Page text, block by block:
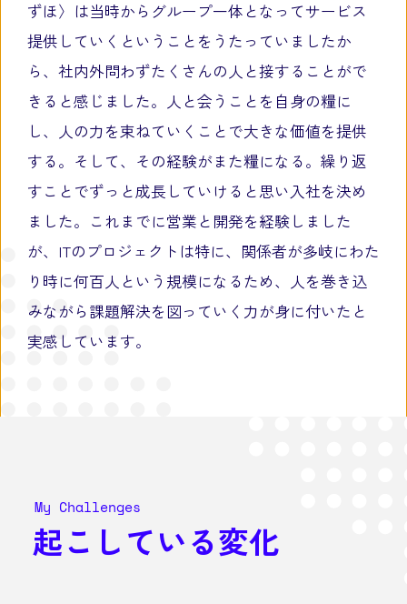
ずほ〉は当時からグループ一体となってサービス
提供していくということをうたっていましたか
ら、社内外問わずたくさんの人と接することがで
きると感じました。人と会うことを自身の糧に
し、人の力を束ねていくことで大きな価値を提供
する。そして、その経験がまた糧になる。繰り返
すことでずっと成長していけると思い入社を決め
ました。これまでに営業と開発を経験しました
が、ITのプロジェクトは特に、関係者が多岐にわた
り時に何百人という規模になるため、人を巻き込
みながら課題解決を図っていく力が身に付いたと
実感しています。
My Challenges
起こしている変化